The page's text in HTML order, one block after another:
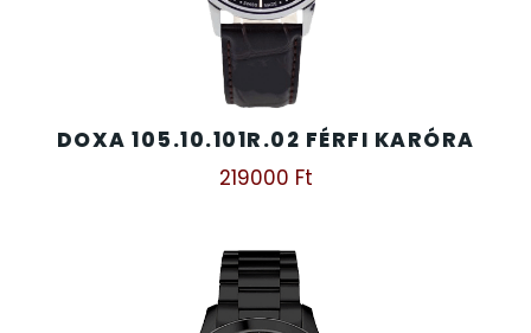
DOXA 105.10.101R.02 FÉRFI KARÓRA
219000 Ft